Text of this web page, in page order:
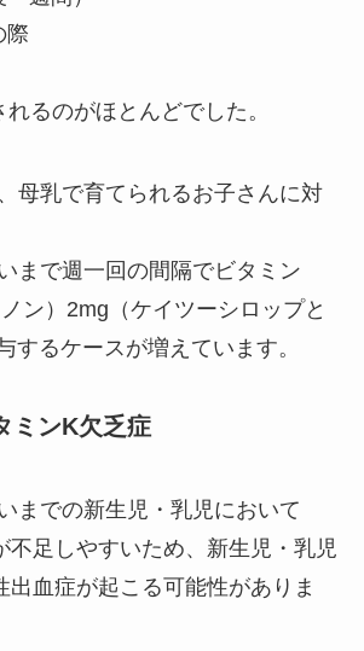
際
るのがほとんどでした。
母乳で育てられるお子さんに対
まで週一回の間隔でビタミン
ン）2mg（ケイツーシロップと
するケースが増えています。
ミンK欠乏症
までの新生児・乳児において
不足しやすいため、新生児・乳児
出血症が起こる可能性がありま